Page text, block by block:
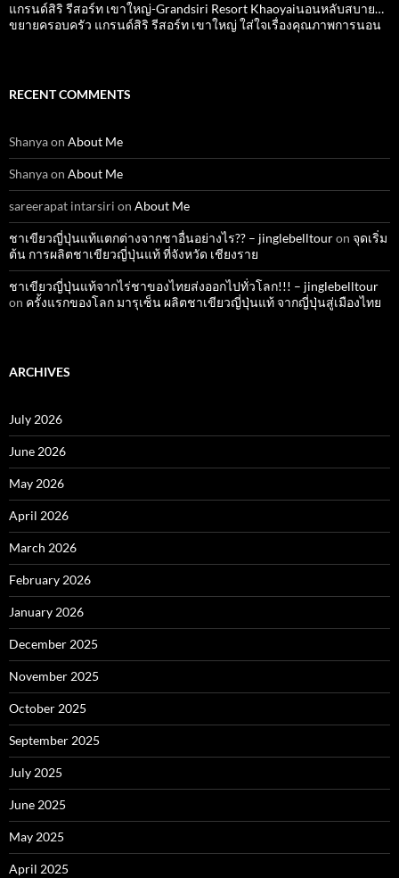
แกรนด์สิริ​ รีสอร์ท​ เขาใหญ่​-Grandsiri​ Resort​ Khaoyaiนอนหลับสบาย…
ขยายครอบครัว แกรนด์สิริ รีสอร์ท เขาใหญ่ ใส่ใจเรื่องคุณภาพการนอน
RECENT COMMENTS
Shanyaon About Me
Shanyaon About Me
sareerapat intarsiri on About Me
ชาเขียวญี่ปุ่นแท้แตกต่างจากชาอื่นอย่างไร?? – jinglebelltouron จุดเริ่ม
ต้น การผลิตชาเขียวญี่ปุ่นแท้ ที่จังหวัด เชียงราย
ชาเขียวญี่ปุ่นแท้จากไร่ชาของไทยส่งออกไปทั่วโลก!!! – jinglebelltour
on ครั้งแรกของโลก มารุเซ็น ผลิตชาเขียวญี่ปุ่นแท้ จากญี่ปุ่นสู่เมืองไทย
ARCHIVES
July 2026
June 2026
May 2026
April 2026
March 2026
February 2026
January 2026
December 2025
November 2025
October 2025
September 2025
July 2025
June 2025
May 2025
April 2025